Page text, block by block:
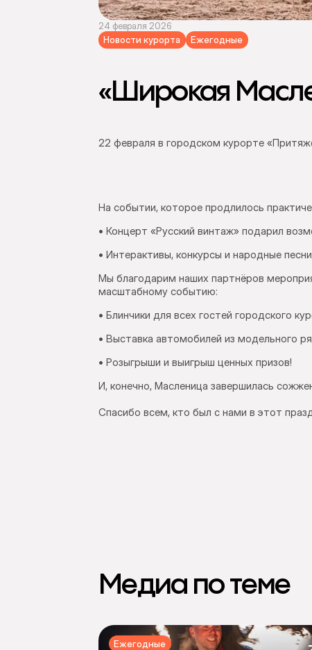
24 февраля 2026
Новости курорта
Ежегодные
«Широкая
22 февраля в городском курорте
На событии, которое продлилось
• Концерт «Русский винтаж» подарил
• Интерактивы, конкурсы и народные
Мы благодарим наших партнёров
масштабному событию:
• Блинчики для всех гостей городского
• Выставка автомобилей из модельного
• Розыгрыши и выигрыш ценных призов!
И, конечно, Масленица завершилась
Спасибо всем, кто был с нами в этот
Медиа по теме
Ежегодные